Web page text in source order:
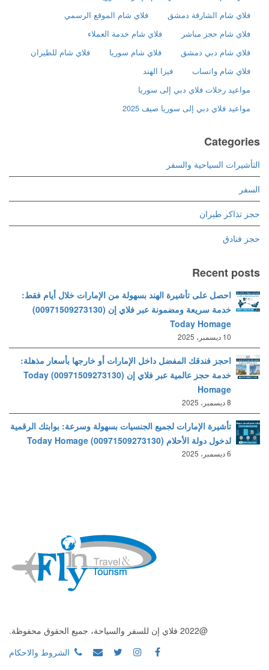
فلاي شام الشارقة دمشق
فلاي شام الموقع الرسمي
فلاي شام حجز مباشر
فلاي شام خدمة العملاء
فلاي شام دبي دمشق
فلاي شام سوريا
فلاي شام للطيران
فلاي شام واتساب
فيزا الهند
مواعيد رحلات فلاي دبي إلى سوريا
مواعيد فلاي دبي إلى سوريا صيف 2025
Categories
التأشيرات السياحية والسفر
السفر
حجز تذاكر طيران
حجز فنادق
Recent posts
احصل على تأشيرة الهند بسهولة من الإمارات خلال أيام فقط:
خدمة سريعة ومضمونة عبر فلاي إن (00971509273130)
Today Homage
10 ديسمبر، 2025
احجز فندقك المفضل داخل الإمارات أو خارجها بأسعار مذهلة:
خدمة حجز عالمية عبر فلاي إن (00971509273130) Today
Homage
8 ديسمبر، 2025
تأشيرة الإمارات لجميع الجنسيات بسهولة وسرعة: بوابتك الرقمية
لدخول دولة الأحلام (00971509273130) Today Homage
6 ديسمبر، 2025
@2022 فلاي إن للسفر والسياحة، جميع الحقوق محفوظة.
الشروط والاحكام